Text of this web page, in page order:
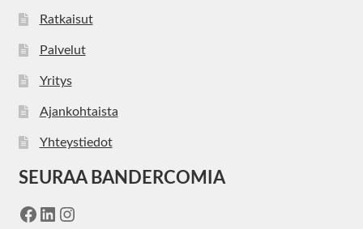
Ratkaisut
Palvelut
Yritys
Ajankohtaista
Yhteystiedot
SEURAA BANDERCOMIA
Facebook
LinkedIn
Instagram